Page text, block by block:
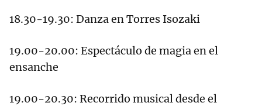
18.30-19.30: Danza en Torres Isozaki
19.00-20.00: Espectáculo de magia en el
ensanche
19.00-20.30: Recorrido musical desde el